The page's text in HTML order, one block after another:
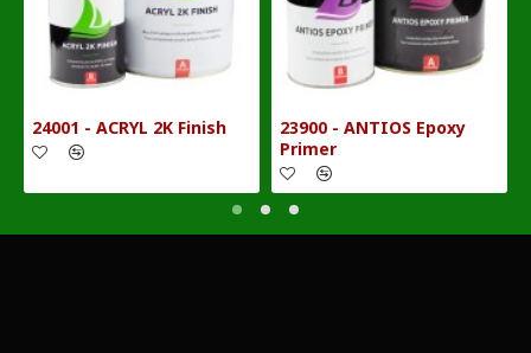
24001 - ACRYL 2K Finish
23900 - ANTIOS Epoxy
Primer